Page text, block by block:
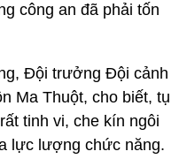
công an đã phải tốn
Đội trưởng Đội cảnh
Ma Thuột, cho biết, tụ
tinh vi, che kín ngôi
lực lượng chức năng.